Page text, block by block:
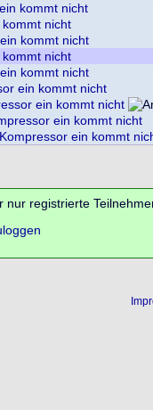
kommt nicht
nicht
kommt nicht
nicht
kommt nicht
ein kommt nicht
ein kommt nicht
ein kommt nicht
ein kommt
registrierte